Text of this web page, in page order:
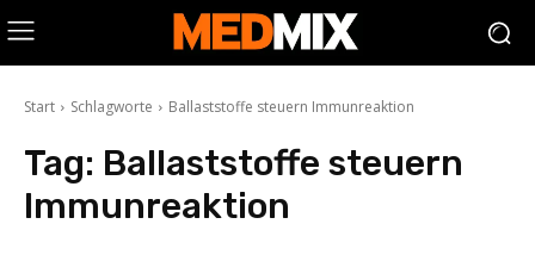
Start Schlagworte Ballaststoffe steuern Immunreaktion
Tag: Ballaststoffe steuern
Immunreaktion